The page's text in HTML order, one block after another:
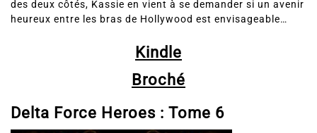
heureux entre les bras de Hollywood est envisageable…
Kindle
Broché
Delta Force Heroes : Tome 6